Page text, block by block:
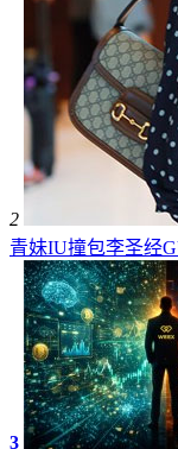
2
青妹IU撞包李圣经
3